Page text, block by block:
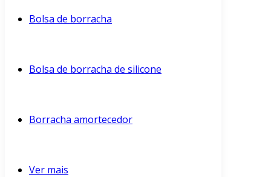
Bolsa de borracha
Bolsa de borracha de silicone
Borracha amortecedor
Ver mais